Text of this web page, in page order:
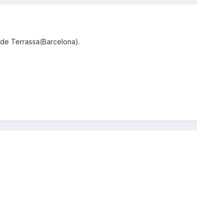
Terrassa(Barcelona).